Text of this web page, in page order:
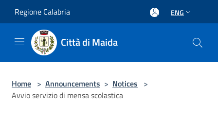
Regione Calabria ENG
Città di Maida
Home > Announcements > Notices >
Avvio servizio di mensa scolastica